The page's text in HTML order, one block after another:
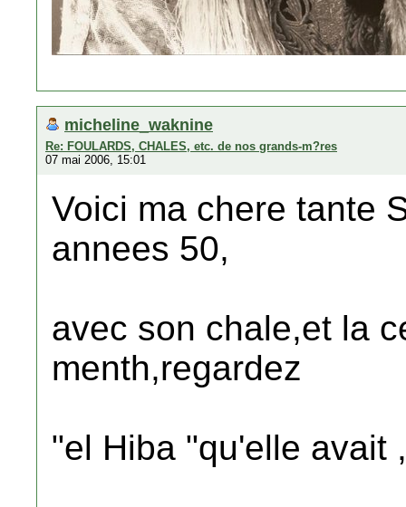
micheline_waknine
Re: FOULARDS, CHALES, etc. de nos grands-m?res
07 mai 2006, 15:01
Voici ma chere tante
annees 50,
avec son chale,et la
menth,regardez
"el Hiba "qu'elle avait